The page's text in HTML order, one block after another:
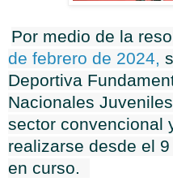
Por medio de la
de febrero de 2024,
Deportiva
Nacionales
sector convencional
realizarse desde el
en curso.